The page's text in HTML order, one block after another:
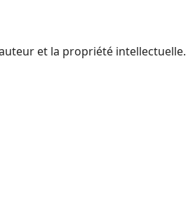
et la propriété intellectuelle.